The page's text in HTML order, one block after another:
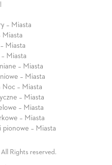
– Miasta
Miasta
Miasta
Miasta
– Miasta
– Miasta
Noc – Miasta
– Miasta
– Miasta
– Miasta
pionowe – Miasta
Rights reserved.